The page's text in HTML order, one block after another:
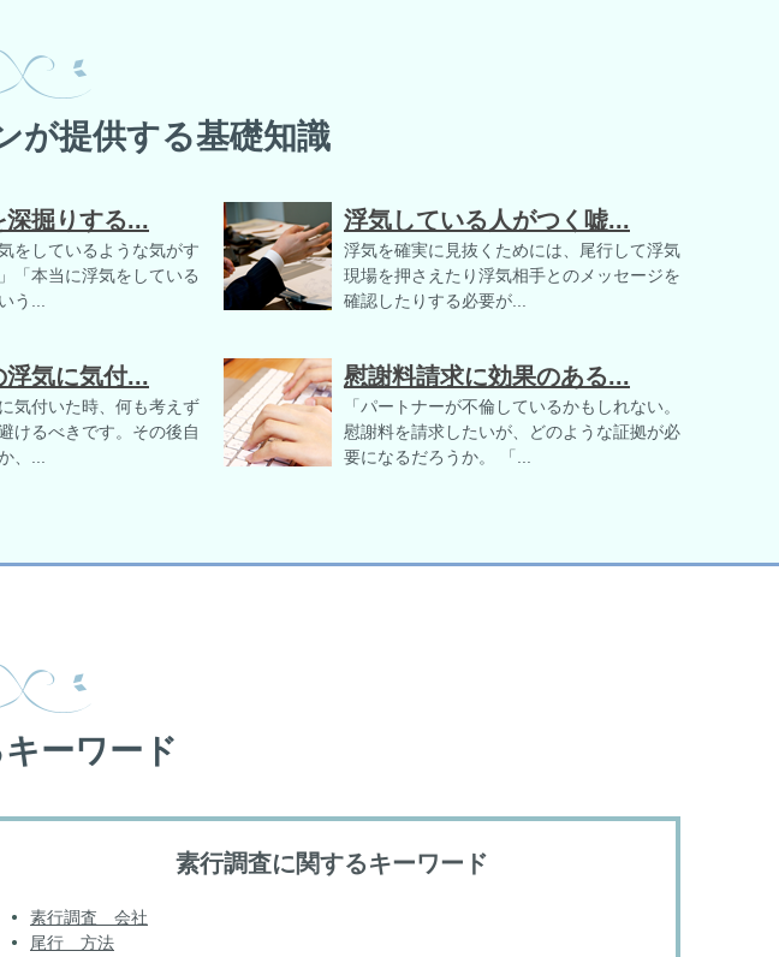
が提供する基礎知識
掘りする...
をしているような気がす
「本当に浮気をしている
う...
浮気している人がつく嘘...
浮気を確実に見抜くためには、尾行して浮気
現場を押さえたり浮気相手とのメッセージを
確認したりする必要が...
気に気付...
気付いた時、何も考えず
けるべきです。その後自
、...
慰謝料請求に効果のある...
「パートナーが不倫しているかもしれない。
慰謝料を請求したいが、どのような証拠が必
要になるだろうか。 「...
ーワード
素行調査に関するキーワード
素行調査 会社
尾行 方法